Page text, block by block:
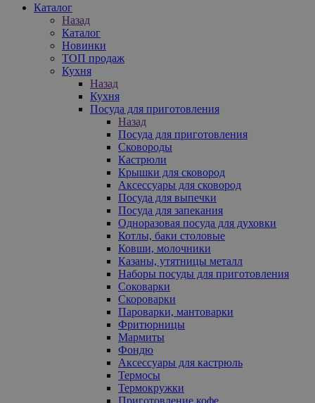
Каталог
Назад
Каталог
Новинки
ТОП продаж
Кухня
Назад
Кухня
Посуда для приготовления
Назад
Посуда для приготовления
Сковороды
Кастрюли
Крышки для сковород
Аксессуары для сковород
Посуда для выпечки
Посуда для запекания
Одноразовая посуда для духовки
Котлы, баки столовые
Ковши, молочники
Казаны, утятницы металл
Наборы посуды для приготовления
Соковарки
Скороварки
Пароварки, мантоварки
Фритюрницы
Мармиты
Фондю
Аксессуары для кастрюль
Термосы
Термокружки
Приготовление кофе